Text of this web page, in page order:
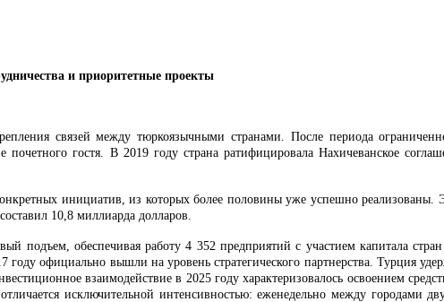
и приоритетные проекты
связей между тюркоязычными странами. После периода
гостя. В 2019 году страна ратифицировала Нахичеванское
инициатив, из которых более половины уже успешно реализованы.
10,8 миллиарда долларов.
подъем, обеспечивая работу 4 352 предприятий с участием капитала
году официально вышли на уровень стратегического партнерства. Турция
взаимодействие в 2025 году характеризовалось освоением
исключительной интенсивностью: еженедельно между городами